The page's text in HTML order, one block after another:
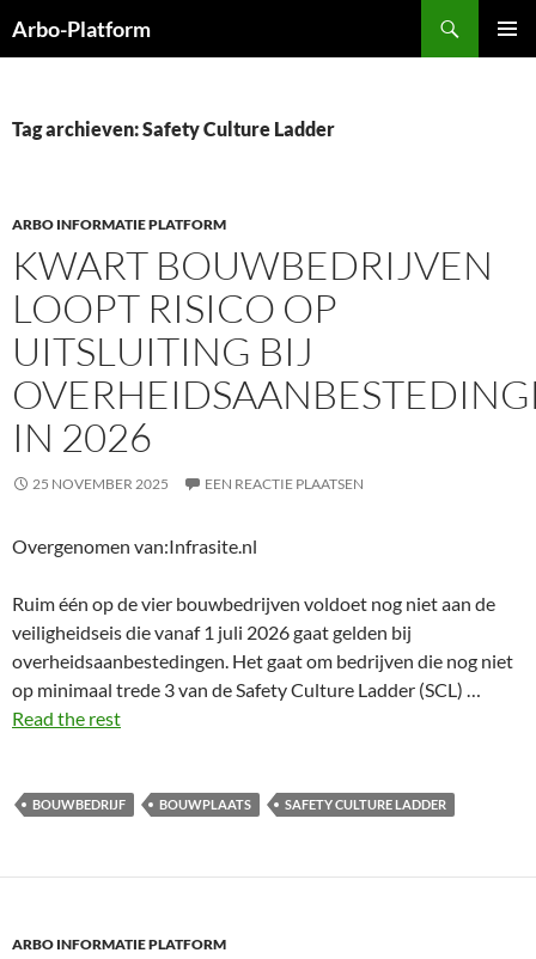
naar
Arbo-Platform
Tag archieven: Safety Culture Ladder
ARBO INFORMATIE PLATFORM
KWART BOUWBEDRIJVEN
LOOPT RISICO OP
UITSLUITING BIJ
IN 2026
25 NOVEMBER 2025 EEN REACTIE PLAATSEN
Overgenomen van:Infrasite.nl
Ruim één op de vier bouwbedrijven voldoet nog niet aan de
veiligheidseis die vanaf 1 juli 2026 gaat gelden bij
overheidsaanbestedingen. Het gaat om bedrijven die nog niet
op minimaal trede 3 van de Safety Culture Ladder (SCL) …
Read the rest
BOUWBEDRIJF BOUWPLAATS SAFETY CULTURE LADDER
ARBO INFORMATIE PLATFORM